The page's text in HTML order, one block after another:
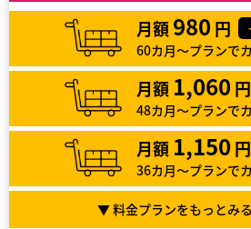
月額 980 円
60カ月～プランで
月額 1,060 円
48カ月～プランで
月額 1,150 円
36カ月～プランで
▼ 料金プランをもっとみ